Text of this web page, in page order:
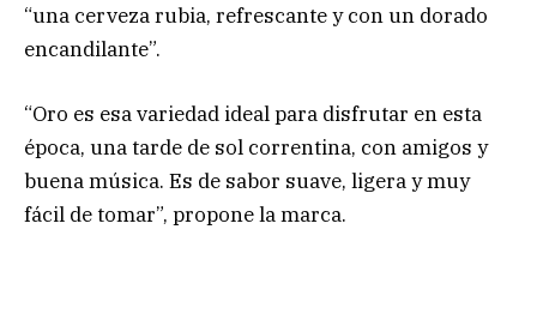
“una cerveza rubia, refrescante y con un dorado
encandilante”.
“Oro es esa variedad ideal para disfrutar en esta
época, una tarde de sol correntina, con amigos y
buena música. Es de sabor suave, ligera y muy
fácil de tomar”, propone la marca.